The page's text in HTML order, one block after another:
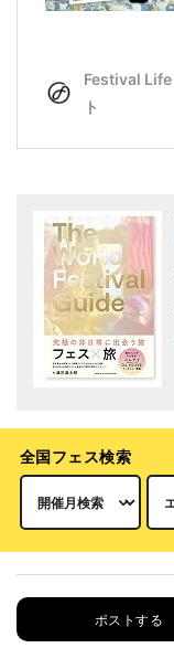
全国フェス検索
ポストする